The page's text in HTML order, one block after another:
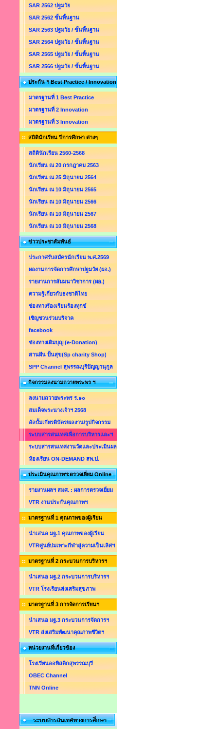
SAR 2562 ปฐมวัย
SAR 2562 ขั้นพื้นฐาน
SAR 2563 ปฐมวัย / ขั้นพื้นฐาน
SAR 2564 ปฐมวัย / ขั้นพื้นฐาน
SAR 2565 ปฐมวัย / ขั้นพื้นฐาน
SAR 2566 ปฐมวัย / ขั้นพื้นฐาน
ประกัน ฯ Best Practice / Innovation
มาตรฐานที่ 1 Best Practice
มาตรฐานที่ 2 Innovation
มาตรฐานที่ 3 Innovation
สถิตินักเรียน ปีการศึกษา ต่างๆ
สถิตินักเรียน 2560-2568
นักเรียน ณ 20 กรกฎาคม 2563
นักเรียน ณ 25 มิถุนายน 2564
นักเรียน ณ 10 มิถุนายน 2565
นักเรียน ณ 10 มิถุนายน 2566
นักเรียน ณ 10 มิถุนายน 2567
นักเรียน ณ 10 มิถุนายน 2568
ข่าวประชาสัมพันธ์
ประกาศรับสมัครนักเรียน พ.ศ.2569
ผลงานการจัดการศึกษาปฐมวัย (ผอ.)
รายงานการสัมมนาวิชาการ (ผอ.)
ความรู้เกี่ยวกับธงชาติไทย
ช่องทางร้องเรียนร้องทุกข์
เชิญชวนร่วมบริจาค
facebook
ช่องทางเติมบุญ (e-Donation)
สานฝัน ปั้นสุข(Sp charity Shop)
SPP Channel สุพรรณบุรีปัญญานุกูล
กิจกรรมลงนามถวายพระพร ฯ
ลงนามถวายพระพร ร.๑๐
สมเด็จพระนางเจ้าฯ 2568
อัลบั้มเกียรติบัตร/ผลงาน/รูปกิจกรรม
ระบบสารสนเทศเพื่อการบริหารและฯ
ระบบสารสนเทศงานวัดและประเมินผล
ห้องเรียน ON-DEMAND สพ.ป.
ประเมินคุณภาพฯ:ตรวจเยี่ยม Online
รายงานผลฯ สมศ. : ผลการตรวจเยี่ยม
VTR งานประกันคุณภาพฯ
มาตรฐานที่ 1 คุณภาพของผู้เรียน
นำเสนอ มฐ.1 คุณภาพของผู้เรียน
VTRศูนย์บ่มเพาะกีฬาสู่ความเป็นเลิศฯ
มาตรฐานที่ 2 กระบวนการบริหารฯ
นำเสนอ มฐ.2 กระบวนการบริหารฯ
VTR โรงเรียนส่งเสริมสุขภาพ
มาตรฐานที่ 3 การจัดการเรียนฯ
นำเสนอ มฐ.3 กระบวนการจัดการฯ
VTR ส่งเสริมพัฒนาคุณภาพชีวิตฯ
หน่วยงานที่เกี่ยวข้อง
โรงเรียนออทิสติกสุพรรณบุรี
OBEC Channel
TNN Online